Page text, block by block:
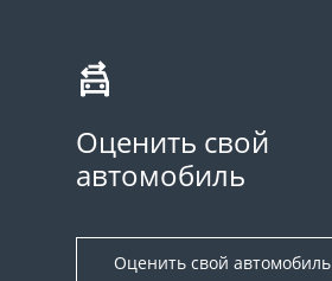
Оценить свой
автомобиль
Оценить свой автомобиль